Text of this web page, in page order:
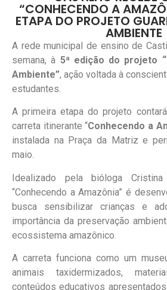
“CONHECENDO A
ETAPA DO PROJETO
AMBIENTE
A rede municipal de ensino de
semana, à 5ª edição do projeto
Ambiente”, ação voltada à
estudantes.
A primeira etapa do projeto
carreta itinerante “Conhecendo a
instalada na Praça da Matriz e
maio.
Idealizado pela bióloga
“Conhecendo a Amazônia” é
busca sensibilizar crianças e
importância da preservação
ecossistema amazônico.
A carreta funciona como um
animais taxidermizados,
conteúdos educativos